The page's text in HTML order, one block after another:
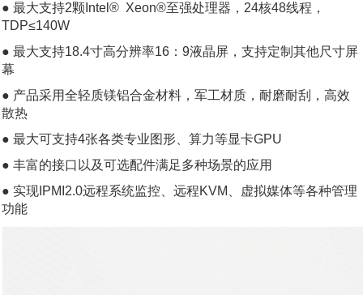
● 最大支持2颗Intel® Xeon®至强处理器，24核48线程，
TDP≤140W
● 最大支持18.4寸高分辨率16：9液晶屏，支持定制其他尺寸屏
幕
● 产品采用全轻质镁铝合金材料，军工材质，耐磨耐刮，高效
散热
● 最大可支持4张各类专业图形、算力等显卡GPU
● 丰富的接口以及可选配件满足多种场景的应用
● 实现IPMI2.0远程系统监控、远程KVM、虚拟媒体等各种管理
功能